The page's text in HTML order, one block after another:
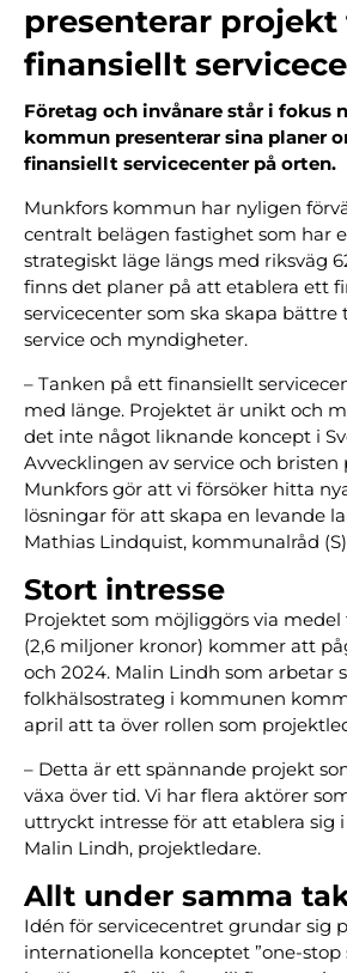
presenterar projekt
finansiellt
Företag och invånare står i fokus
kommun presenterar sina planer
finansiellt servicecenter på orten.
Munkfors kommun har nyligen
centralt belägen fastighet som har
strategiskt läge längs med riksväg
finns det planer på att etablera ett
servicecenter som ska skapa
service och myndigheter.
– Tanken på ett finansiellt
med länge. Projektet är unikt och
det inte något liknande koncept i
Avvecklingen av service och bristen
Munkfors gör att vi försöker hitta
lösningar för att skapa en levande
Mathias Lindquist, kommunalråd
Stort intresse
Projektet som möjliggörs via medel
(2,6 miljoner kronor) kommer att
och 2024. Malin Lindh som arbetar
folkhälsostrateg i kommunen
april att ta över rollen som
– Detta är ett spännande projekt
växa över tid. Vi har flera aktörer
uttryckt intresse för att etablera sig
Malin Lindh, projektledare.
Allt under samma
Idén för servicecentret grundar sig
internationella konceptet ”one-stop